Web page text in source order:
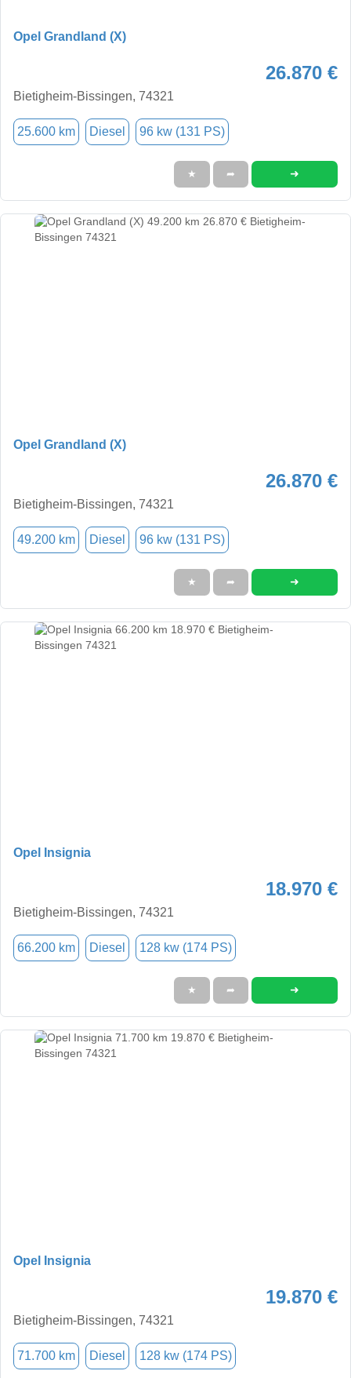
Opel Grandland (X)
26.870 €
Bietigheim-Bissingen, 74321
25.600 km Diesel 96 kw (131 PS)
★ ➦ ➜
Opel Grandland (X)
26.870 €
Bietigheim-Bissingen, 74321
49.200 km Diesel 96 kw (131 PS)
★ ➦ ➜
Opel Insignia
18.970 €
Bietigheim-Bissingen, 74321
66.200 km Diesel 128 kw (174 PS)
★ ➦ ➜
Opel Insignia
19.870 €
Bietigheim-Bissingen, 74321
71.700 km Diesel 128 kw (174 PS)